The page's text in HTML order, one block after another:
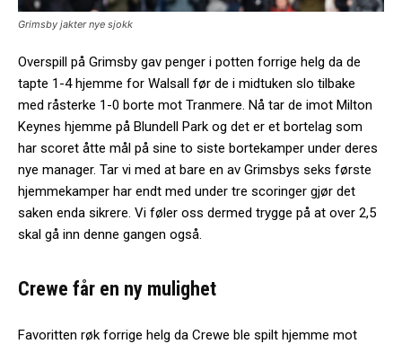
Grimsby jakter nye sjokk
Overspill på Grimsby gav penger i potten forrige helg da de
tapte 1-4 hjemme for Walsall før de i midtuken slo tilbake
med råsterke 1-0 borte mot Tranmere. Nå tar de imot Milton
Keynes hjemme på Blundell Park og det er et bortelag som
har scoret åtte mål på sine to siste bortekamper under deres
nye manager. Tar vi med at bare en av Grimsbys seks første
hjemmekamper har endt med under tre scoringer gjør det
saken enda sikrere. Vi føler oss dermed trygge på at over 2,5
skal gå inn denne gangen også.
Crewe får en ny mulighet
Favoritten røk forrige helg da Crewe ble spilt hjemme mot